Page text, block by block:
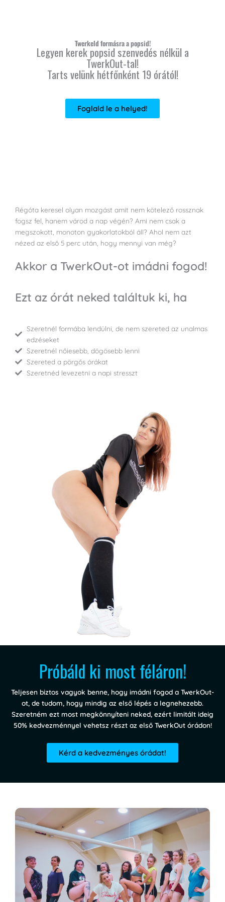
Twerkeld formásra a popsid!
Legyen kerek popsid szenvedés nélkül a
TwerkOut-tal!
Tarts velünk hétfőnként 19 órától!
Foglald le a helyed!
Régóta keresel olyan mozgást amit nem kötelező rossznak
fogsz fel, hanem várod a nap végén? Ami nem csak a
megszokott, monoton gyakorlatokból áll? Ahol nem azt
nézed az első 5 perc után, hogy mennyi van még?
Akkor a TwerkOut-ot imádni fogod!
Ezt az órát neked találtuk ki, ha
Szeretnél formába lendülni, de nem szereted az unalmas
edzéseket
Szeretnél nőiesebb, dögösebb lenni
Szereted a pörgős órákat
Szeretnéd levezetni a napi stresszt
Próbáld ki most féláron!
Teljesen biztos vagyok benne, hogy imádni fogod a TwerkOut-
ot, de tudom, hogy mindig az első lépés a legnehezebb.
Szeretném ezt most megkönnyíteni neked, ezért limitált ideig
50% kedvezménnyel vehetsz részt az első TwerkOut órádon!
Kérd a kedvezményes órádat!